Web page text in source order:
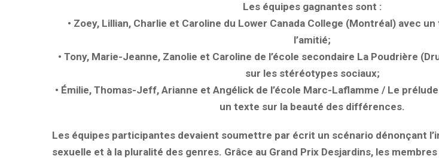
Les équipes gagnantes sont :
• Zoey, Lillian, Charlie et Caroline du Lower Canada College (Montréal) avec
l’amitié;
• Tony, Marie-Jeanne, Zanolie et Caroline de l’école secondaire La Poudrière
sur les stéréotypes sociaux;
• Émilie, Thomas-Jeff, Arianne et Angélick de l’école Marc-Laflamme / Le
un texte sur la beauté des différences.
Les équipes participantes devaient soumettre par écrit un scénario dénonçant
sexuelle et à la pluralité des genres. Grâce au Grand Prix Desjardins, les